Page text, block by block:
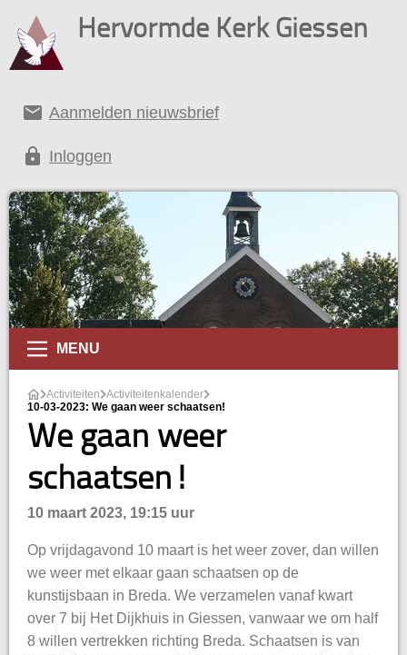
Hervormde Kerk Giessen
email Aanmelden nieuwsbrief
lock Inloggen
MENU
Activiteiten Activiteitenkalender
10-03-2023: We gaan weer schaatsen!
We gaan weer
schaatsen!
10 maart 2023, 19:15 uur
Op vrijdagavond 10 maart is het weer zover, dan willen
we weer met elkaar gaan schaatsen op de
kunstijsbaan in Breda. We verzamelen vanaf kwart
over 7 bij Het Dijkhuis in Giessen, vanwaar we om half
8 willen vertrekken richting Breda. Schaatsen is van